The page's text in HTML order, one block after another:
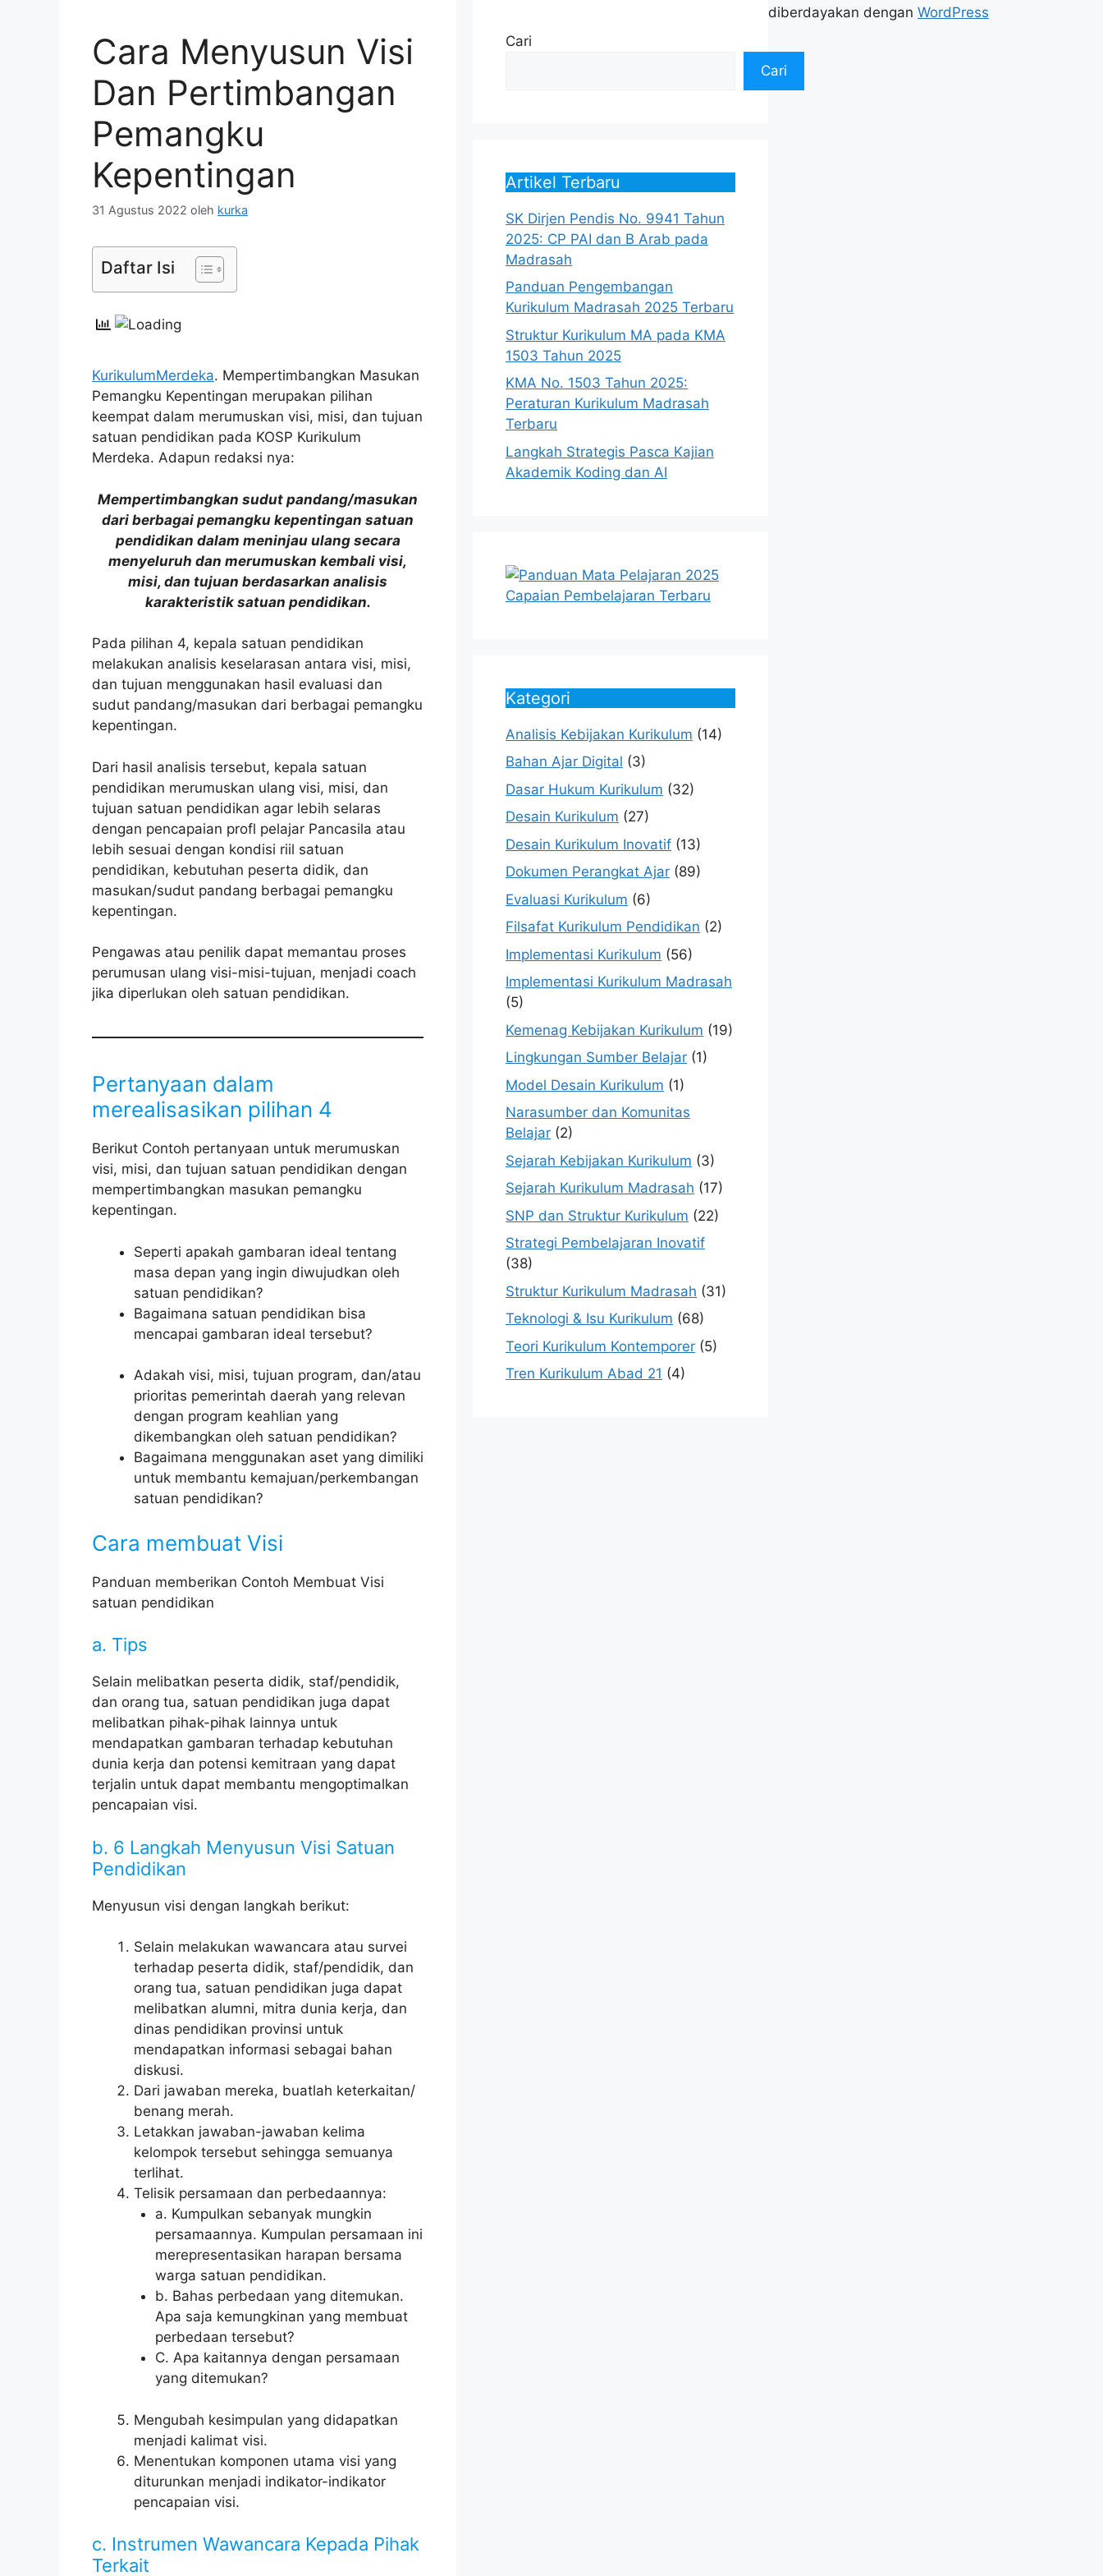
Cara Menyusun Visi
Dan Pertimbangan
Pemangku
Kepentingan
31 Agustus 2022 oleh kurka
Daftar Isi
KurikulumMerdeka. Mempertimbangkan Masukan
Pemangku Kepentingan merupakan pilihan
keempat dalam merumuskan visi, misi, dan tujuan
satuan pendidikan pada KOSP Kurikulum
Merdeka. Adapun redaksi nya:
Mempertimbangkan sudut pandang/masukan
dari berbagai pemangku kepentingan satuan
pendidikan dalam meninjau ulang secara
menyeluruh dan merumuskan kembali visi,
misi, dan tujuan berdasarkan analisis
karakteristik satuan pendidikan.
Pada pilihan 4, kepala satuan pendidikan
melakukan analisis keselarasan antara visi, misi,
dan tujuan menggunakan hasil evaluasi dan
sudut pandang/masukan dari berbagai pemangku
kepentingan.
Dari hasil analisis tersebut, kepala satuan
pendidikan merumuskan ulang visi, misi, dan
tujuan satuan pendidikan agar lebih selaras
dengan pencapaian profl pelajar Pancasila atau
lebih sesuai dengan kondisi riil satuan
pendidikan, kebutuhan peserta didik, dan
masukan/sudut pandang berbagai pemangku
kepentingan.
Pengawas atau penilik dapat memantau proses
perumusan ulang visi-misi-tujuan, menjadi coach
jika diperlukan oleh satuan pendidikan.
Pertanyaan dalam
merealisasikan pilihan 4
Berikut Contoh pertanyaan untuk merumuskan
visi, misi, dan tujuan satuan pendidikan dengan
mempertimbangkan masukan pemangku
kepentingan.
Seperti apakah gambaran ideal tentang
masa depan yang ingin diwujudkan oleh
satuan pendidikan?
Bagaimana satuan pendidikan bisa
mencapai gambaran ideal tersebut?
Adakah visi, misi, tujuan program, dan/atau
prioritas pemerintah daerah yang relevan
dengan program keahlian yang
dikembangkan oleh satuan pendidikan?
Bagaimana menggunakan aset yang dimiliki
untuk membantu kemajuan/perkembangan
satuan pendidikan?
Cara membuat Visi
Panduan memberikan Contoh Membuat Visi
satuan pendidikan
a. Tips
Selain melibatkan peserta didik, staf/pendidik,
dan orang tua, satuan pendidikan juga dapat
melibatkan pihak-pihak lainnya untuk
mendapatkan gambaran terhadap kebutuhan
dunia kerja dan potensi kemitraan yang dapat
terjalin untuk dapat membantu mengoptimalkan
pencapaian visi.
b. 6 Langkah Menyusun Visi Satuan
Pendidikan
Menyusun visi dengan langkah berikut:
Selain melakukan wawancara atau survei
terhadap peserta didik, staf/pendidik, dan
orang tua, satuan pendidikan juga dapat
melibatkan alumni, mitra dunia kerja, dan
dinas pendidikan provinsi untuk
mendapatkan informasi sebagai bahan
diskusi.
Dari jawaban mereka, buatlah keterkaitan/
benang merah.
Letakkan jawaban-jawaban kelima
kelompok tersebut sehingga semuanya
terlihat.
Telisik persamaan dan perbedaannya:
a. Kumpulkan sebanyak mungkin
persamaannya. Kumpulan persamaan ini
merepresentasikan harapan bersama
warga satuan pendidikan.
b. Bahas perbedaan yang ditemukan.
Apa saja kemungkinan yang membuat
perbedaan tersebut?
C. Apa kaitannya dengan persamaan
yang ditemukan?
Mengubah kesimpulan yang didapatkan
menjadi kalimat visi.
Menentukan komponen utama visi yang
diturunkan menjadi indikator-indikator
pencapaian visi.
c. Instrumen Wawancara Kepada Pihak
Terkait
Cari
Cari
Artikel Terbaru
SK Dirjen Pendis No. 9941 Tahun
2025: CP PAI dan B Arab pada
Madrasah
Panduan Pengembangan
Kurikulum Madrasah 2025 Terbaru
Struktur Kurikulum MA pada KMA
1503 Tahun 2025
KMA No. 1503 Tahun 2025:
Peraturan Kurikulum Madrasah
Terbaru
Langkah Strategis Pasca Kajian
Akademik Koding dan AI
Kategori
Analisis Kebijakan Kurikulum (14)
Bahan Ajar Digital (3)
Dasar Hukum Kurikulum (32)
Desain Kurikulum (27)
Desain Kurikulum Inovatif (13)
Dokumen Perangkat Ajar (89)
Evaluasi Kurikulum (6)
Filsafat Kurikulum Pendidikan (2)
Implementasi Kurikulum (56)
Implementasi Kurikulum Madrasah
(5)
Kemenag Kebijakan Kurikulum (19)
Lingkungan Sumber Belajar (1)
Model Desain Kurikulum (1)
Narasumber dan Komunitas
Belajar (2)
Sejarah Kebijakan Kurikulum (3)
Sejarah Kurikulum Madrasah (17)
SNP dan Struktur Kurikulum (22)
Strategi Pembelajaran Inovatif
(38)
Struktur Kurikulum Madrasah (31)
Teknologi & Isu Kurikulum (68)
Teori Kurikulum Kontemporer (5)
Tren Kurikulum Abad 21 (4)
diberdayakan dengan WordPress